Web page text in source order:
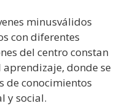
minusválidos
con diferentes
del centro constan
donde se
de conocimientos
y social.